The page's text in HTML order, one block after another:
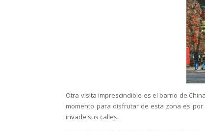
Otra visita imprescindible es el barrio de
momento para disfrutar de esta zona es
invade sus calles.